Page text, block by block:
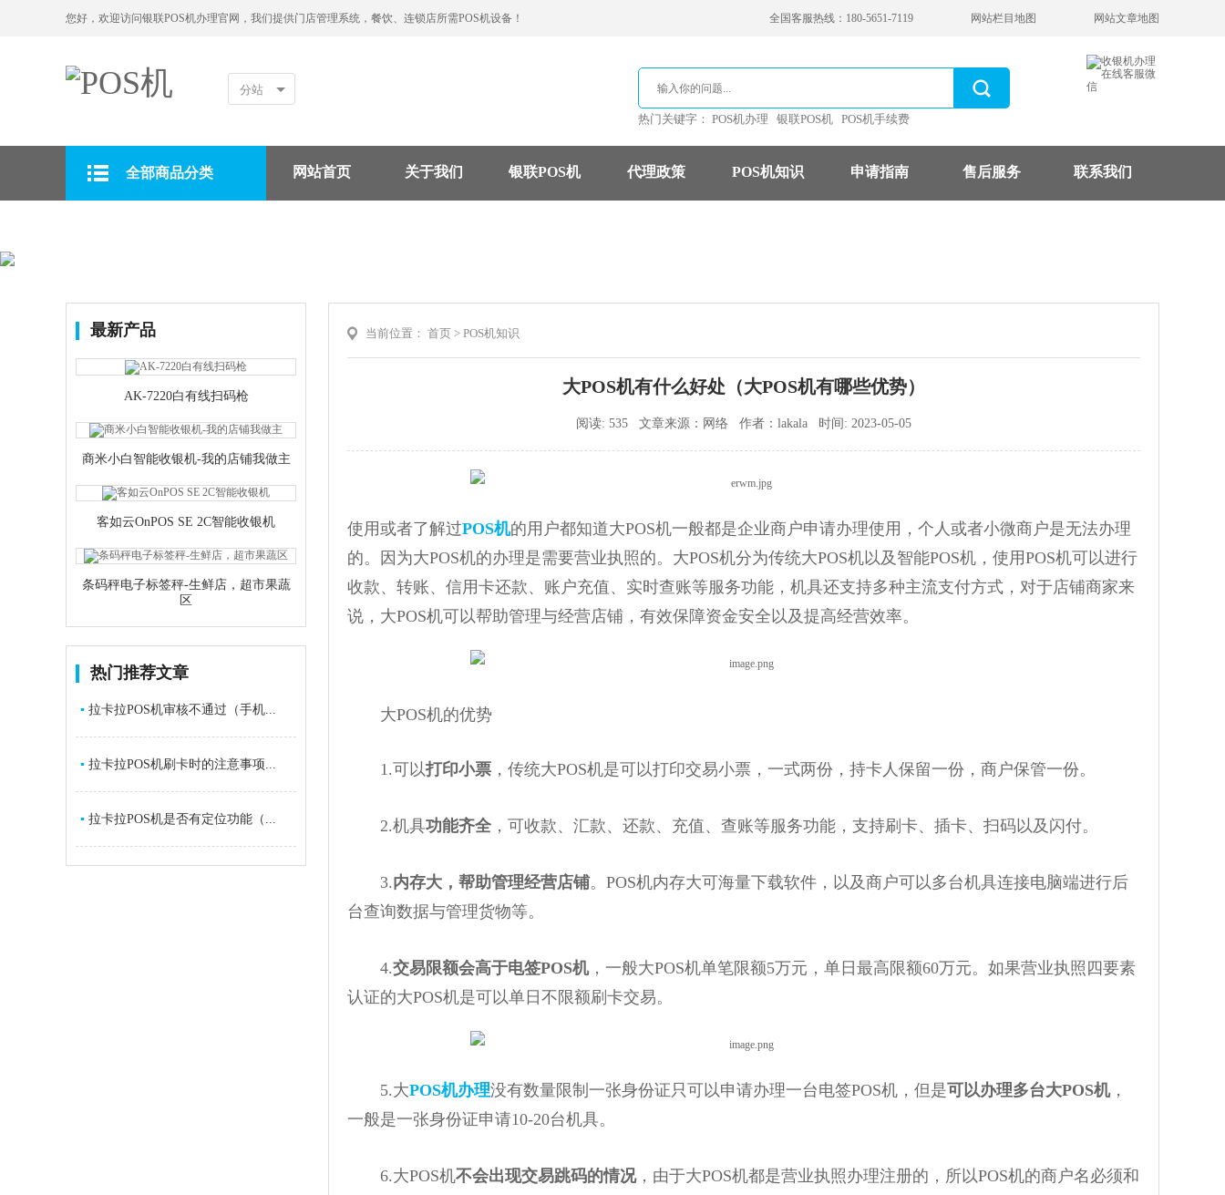
您好，欢迎访问银联POS机办理官网，我们提供门店管理系统，餐饮、连锁店所需POS机设备！ 全国客服热线：180-5651-7119 网站栏目地图 网站文章地图
分站
热门关键字： POS机办理 银联POS机 POS机手续费
全部商品分类 网站首页 关于我们 银联POS机 代理政策 POS机知识 申请指南 售后服务 联系我们
最新产品
AK-7220白有线扫码枪
商米小白智能收银机-我的店铺我做主
客如云OnPOS SE 2C智能收银机
条码秤电子标签秤-生鲜店，超市果蔬
区
热门推荐文章
▪ 拉卡拉POS机审核不通过（手机...
▪ 拉卡拉POS机刷卡时的注意事项...
▪ 拉卡拉POS机是否有定位功能（...
当前位置： 首页 > POS机知识
大POS机有什么好处（大POS机有哪些优势）
阅读: 535 文章来源：网络 作者：lakala 时间: 2023-05-05
使用或者了解过POS机的用户都知道大POS机一般都是企业商户申请办理使用，个人或者小微商户是无法办理
的。因为大POS机的办理是需要营业执照的。大POS机分为传统大POS机以及智能POS机，使用POS机可以进行
收款、转账、信用卡还款、账户充值、实时查账等服务功能，机具还支持多种主流支付方式，对于店铺商家来
说，大POS机可以帮助管理与经营店铺，有效保障资金安全以及提高经营效率。
大POS机的优势
1.可以打印小票 ，传统大POS机是可以打印交易小票，一式两份，持卡人保留一份，商户保管一份。
2.机具功能齐全 ，可收款、汇款、还款、充值、查账等服务功能，支持刷卡、插卡、扫码以及闪付。
3.内存大，帮助管理经营店铺。POS机内存大可海量下载软件，以及商户可以多台机具连接电脑端进行后
台查询数据与管理货物等。
4.交易限额会高于电签POS机，一般大POS机单笔限额5万元，单日最高限额60万元。如果营业执照四要素
认证的大POS机是可以单日不限额刷卡交易。
5.大POS机办理没有数量限制一张身份证只可以申请办理一台电签POS机，但是可以办理多台大POS机，
一般是一张身份证申请10-20台机具。
6.大POS机不会出现交易跳码的情况，由于大POS机都是营业执照办理注册的，所以POS机的商户名必须和